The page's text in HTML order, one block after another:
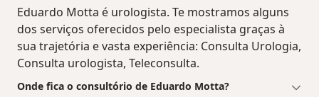
Eduardo Motta é urologista. Te mostramos alguns
dos serviços oferecidos pelo especialista graças à
sua trajetória e vasta experiência: Consulta Urologia,
Consulta urologista, Teleconsulta.
Onde fica o consultório de Eduardo Motta?